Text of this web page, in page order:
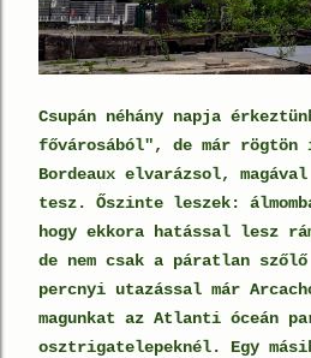
Csupán néhány napja
fővárosából", de már
Bordeaux elvarázsol,
tesz. Őszinte leszek:
hogy ekkora hatással lesz
de nem csak a páratlan
percnyi utazással már
magunkat az Atlanti óceán
osztrigatelepeknél. Egy